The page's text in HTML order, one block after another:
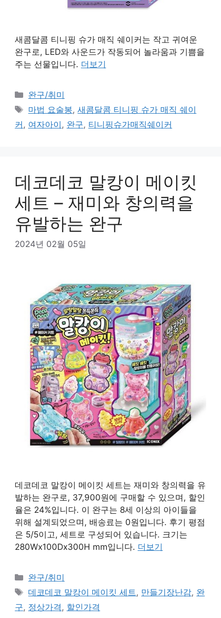
새콤달콤 티니핑 슈가 매직 쉐이커는 작고 귀여운
완구로, LED와 사운드가 작동되어 놀라움과 기쁨을
주는 선물입니다. 더보기
카
테
리
완구/취미
태
그
마법 요술봉,새콤달콤 티니핑 슈가 매직 쉐이
커 , 여자아이 , 완구, 티니핑슈가매직쉐이커
데코데코 말캉이 메이킷
세트 – 재미와 창의력을
유발하는 완구
2024년 02월 05일
데코데코 말캉이 메이킷 세트는 재미와 창의력을 유
발하는 완구로, 37,900원에 구매할 수 있으며, 할인
율은 24%입니다. 이 완구는 8세 이상의 아이들을
위해 설계되었으며, 배송료는 0원입니다. 후기 평점
은 5/5이고, 세트로 구성되어 있습니다. 크기는
280Wx100Dx300H mm입니다. 더보기
카
테
고
리
완구/취미
태
그
데코데코 말캉이 메이킷 세트 , 만들기장난감, 완
구, 정상가격 , 할인가격